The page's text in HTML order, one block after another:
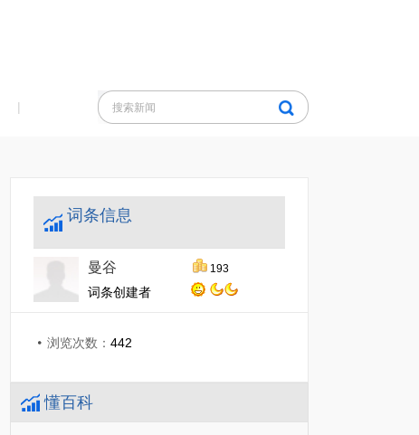
|
词条信息
曼谷 193
词条创建者
浏览次数： 442
懂百科